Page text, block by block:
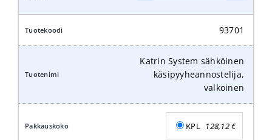
sähköinen
käsipyyheannostelija,
musta
määrä
93701
Katrin System sähköinen
käsipyyheannostelija,
valkoinen
KPL 128,12€